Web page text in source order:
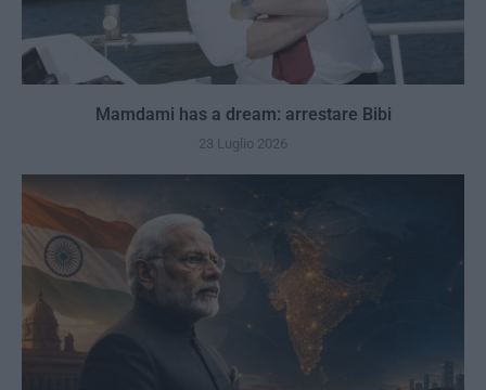
Mamdami has a dream: arrestare Bibi
23 Luglio 2026